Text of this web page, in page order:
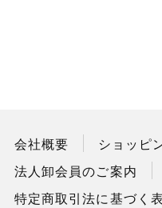
会社概要
ショッピ
法人卸会員のご案内
特定商取引法に基づく